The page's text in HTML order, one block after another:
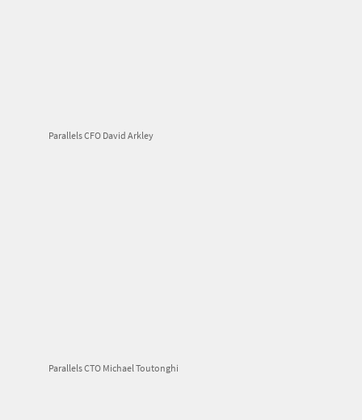
Parallels CFO David Arkley
Parallels CTO Michael Toutonghi